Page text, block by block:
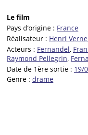
Le film
Pays d’origine : France
Réalisateur : Henri
Acteurs : Fernandel,
Raymond Pellegrin,
Date de 1ère sortie : 19/
Genre : drame